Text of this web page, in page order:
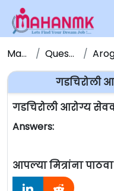
Maha NMK Question Papers Arogya
गडचिरोली
गडचिरोली आरोग्य
Answers:
आपल्या मित्रांना